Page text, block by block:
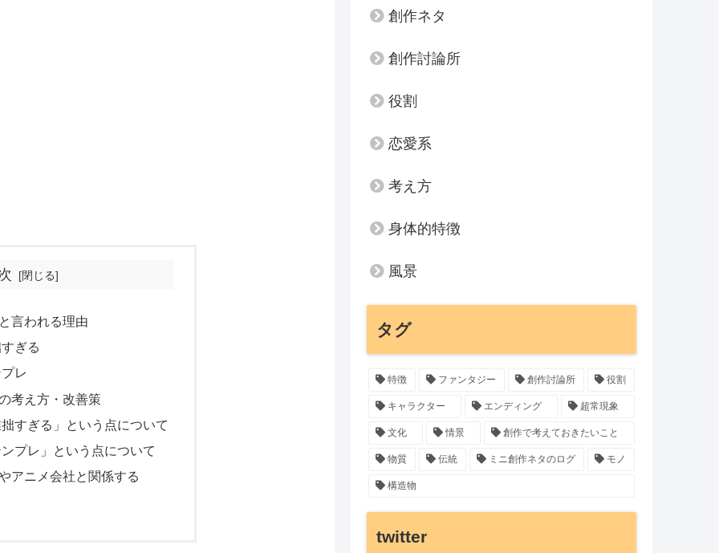
言われる理由
ぎる
レ
考え方・改善策
すぎる」という点について
プレ」という点について
アニメ会社と関係する
創作ネタ
創作討論所
役割
恋愛系
考え方
身体的特徴
風景
タグ
特徴 ファンタジー 創作討論所 役割
キャラクター エンディング 超常現象
文化 情景 創作で考えておきたいこと
物質 伝統 ミニ創作ネタのログ モノ
構造物
twitter